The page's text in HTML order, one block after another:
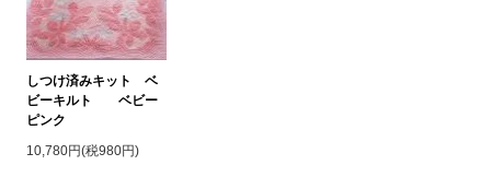
しつけ済みキット ベ
ビーキルト ベビー
ピンク
10,780円(税980円)